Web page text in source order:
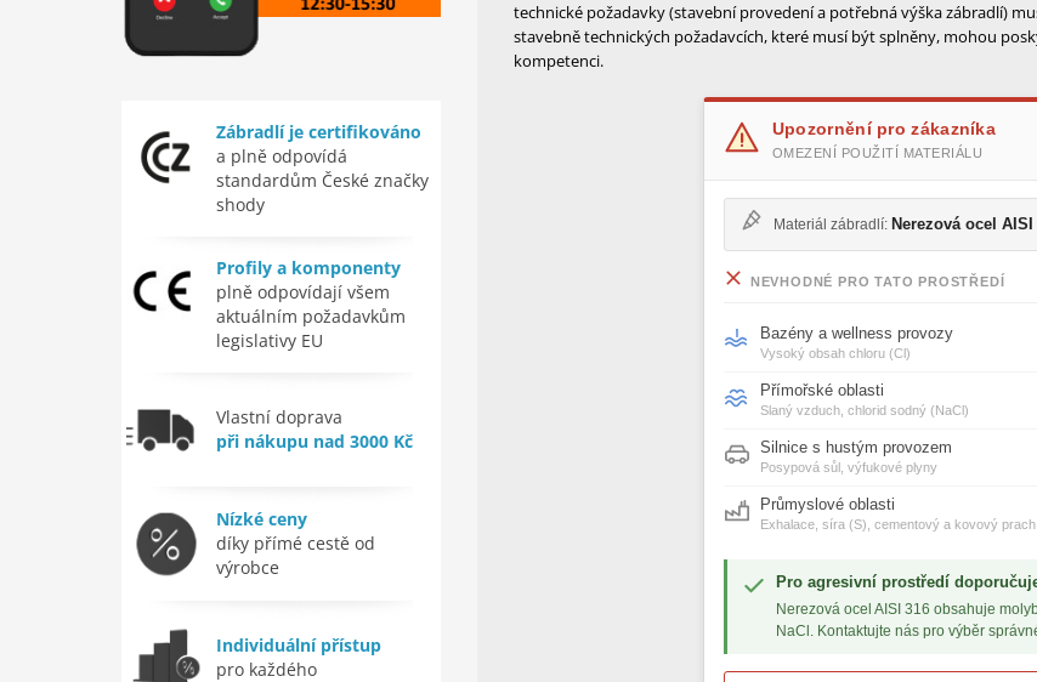
Zábradlí je certifikováno
a plně odpovídá
standardům České značky
shody
Profily a komponenty
plně odpovídají všem
aktuálním požadavkům
legislativy EU
Vlastní doprava
při nákupu nad 3000 Kč
Nízké ceny
díky přímé cestě od
výrobce
Individuální přístup
pro každého
technické požadavky (stavební provedení a potřebná výška zábradlí)
stavebně technických požadavcích, které musí být splněny, mohou
kompetenci.
Upozornění pro zákazníka
OMEZENÍ POUŽITÍ MATERIÁLU
Materiál zábradlí: Nerezová ocel AISI
NEVHODNÉ PRO TATO PROSTŘEDÍ
Bazény a wellness provozy
Vysoký obsah chloru (Cl)
Přímořské oblasti
Slaný vzduch, chlorid sodný (NaCl)
Silnice s hustým provozem
Posypová sůl, výfukové plyny
Průmyslové oblasti
Exhalace, síra (S), cementový a kovový prach
Pro agresivní prostředí
Nerezová ocel AISI 316 obsahuje
NaCl. Kontaktujte nás pro výběr